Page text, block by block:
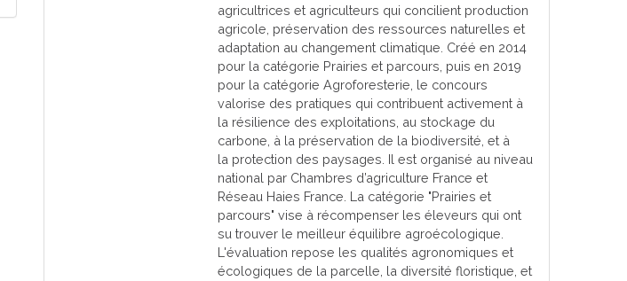
agricultrices et agriculteurs qui concilient production
agricole, préservation des ressources naturelles et
adaptation au changement climatique. Créé en 2014
pour la catégorie Prairies et parcours, puis en 2019
pour la catégorie Agroforesterie, le concours
valorise des pratiques qui contribuent activement à
la résilience des exploitations, au stockage du
carbone, à la préservation de la biodiversité, et à
la protection des paysages. Il est organisé au niveau
national par Chambres d’agriculture France et
Réseau Haies France. La catégorie "Prairies et
parcours" vise à récompenser les éleveurs qui ont
su trouver le meilleur équilibre agroécologique.
L'évaluation repose les qualités agronomiques et
écologiques de la parcelle, la diversité floristique, et